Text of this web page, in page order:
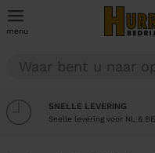
menu
SNELLE LEVERING
Snelle levering voor NL & BE